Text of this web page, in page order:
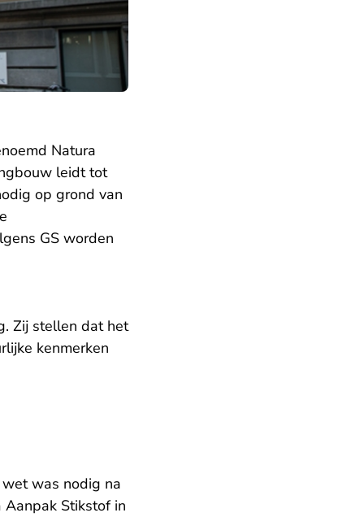
Natura
leidt tot
op grond van
GS worden
Zij stellen dat het
kenmerken
was nodig na
Stikstof in